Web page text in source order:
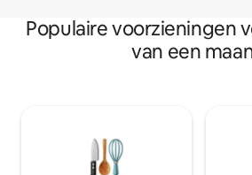
Populaire voorzieningen
van een